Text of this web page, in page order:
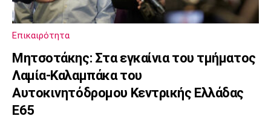
Επικαιρότητα
Μητσοτάκης: Στα εγκαίνια του τμήματος
Λαμία-Καλαμπάκα του
Αυτοκινητόδρομου Κεντρικής Ελλάδας
Ε65